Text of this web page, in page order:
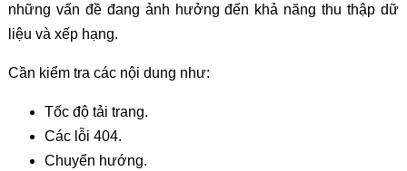
những vấn đề đang ảnh hưởng đến khả năng thu thập dữ
liệu và xếp hạng.
Cần kiểm tra các nội dung như:
Tốc độ tải trang.
Các lỗi 404.
Chuyển hướng.